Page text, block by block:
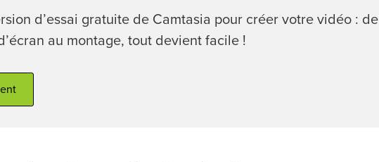
d’essai gratuite de Camtasia pour créer votre vidéo : de
au montage, tout devient facile !